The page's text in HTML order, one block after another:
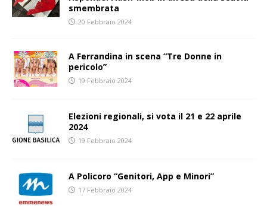
smembrata
20 Febbraio 2024
A Ferrandina in scena “Tre Donne in
pericolo”
19 Febbraio 2024
Elezioni regionali, si vota il 21 e 22 aprile
2024
19 Febbraio 2024
A Policoro “Genitori, App e Minori”
17 Febbraio 2024